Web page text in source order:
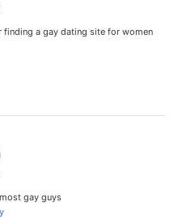
finding a gay dating site for women
:
gay guys